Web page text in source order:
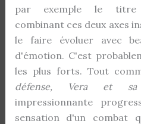
par exemple le
combinant ces deux axes
le faire évoluer avec
d'émotion. C'est
les plus forts. Tout
défense,
Vera et
impressionnante
sensation d'un combat